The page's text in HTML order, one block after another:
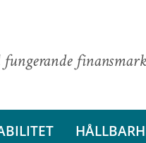
fungerande